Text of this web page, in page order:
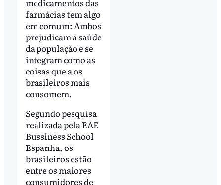
medicamentos das
farmácias tem algo
em comum: Ambos
prejudicam a saúde
da população e se
integram como as
coisas que a os
brasileiros mais
consomem.
Segundo pesquisa
realizada pela EAE
Bussiness School
Espanha, os
brasileiros estão
entre os maiores
consumidores de